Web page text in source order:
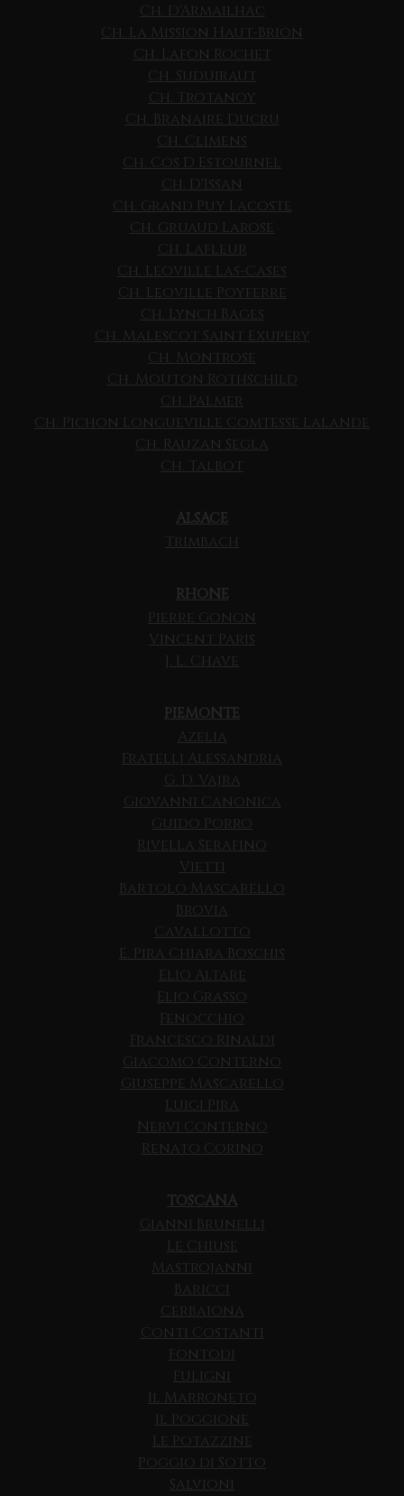
Ch. D'Armailhac
Ch. La Mission Haut-Brion
Ch. Lafon Rochet
Ch. Suduiraut
Ch. Trotanoy
Ch. Branaire Ducru
Ch. Climens
Ch. Cos D Estournel
Ch. D'Issan
Ch. Grand Puy Lacoste
Ch. Gruaud Larose
Ch. Lafleur
Ch. Leoville Las-Cases
Ch. Leoville Poyferre
Ch. Lynch Bages
Ch. Malescot Saint Exupery
Ch. Montrose
Ch. Mouton Rothschild
Ch. Palmer
Ch. Pichon Longueville Comtesse Lalande
Ch. Rauzan Segla
Ch. Talbot
ALSACE
Trimbach
RHONE
Pierre Gonon
Vincent Paris
J. L. Chave
PIEMONTE
Azelia
Fratelli Alessandria
G. D. Vajra
Giovanni Canonica
Guido Porro
Rivella Serafino
Vietti
Bartolo Mascarello
Brovia
Cavallotto
E. Pira Chiara Boschis
Elio Altare
Elio Grasso
Fenocchio
Francesco Rinaldi
Giacomo Conterno
Giuseppe Mascarello
Luigi Pira
Nervi Conterno
Renato Corino
TOSCANA
Gianni Brunelli
Le Chiuse
Mastrojanni
Baricci
Cerbaiona
Conti Costanti
Fontodi
Fuligni
Il Marroneto
Il Poggione
Le Potazzine
Poggio di Sotto
Salvioni